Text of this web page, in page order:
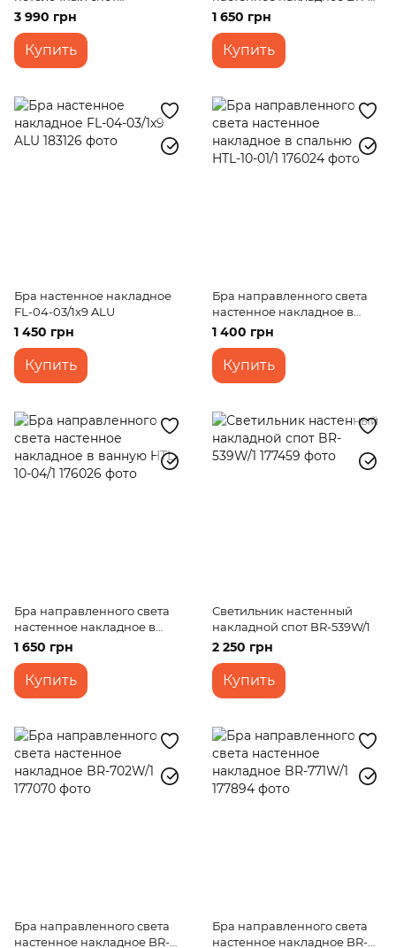
поворотный накладной BR-
413W/2A (E14)
3 990 грн
Купить
704W/1
1 650 грн
Купить
Бра настенное накладное
FL-04-03/1x9 ALU
1 450 грн
Купить
Бра направленного света
настенное накладное в
спальню HTL-10-01/1
1 400 грн
Купить
Бра направленного света
настенное накладное в
ванную HTL-10-04/1
1 650 грн
Купить
Светильник настенный
накладной спот BR-539W/1
2 250 грн
Купить
Бра направленного света
настенное накладное BR-
Бра направленного света
настенное накладное BR-